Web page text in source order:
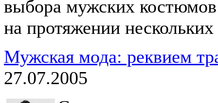
выбора мужских
на протяжении нескольких
Мужская мода: реквием
27.07.2005